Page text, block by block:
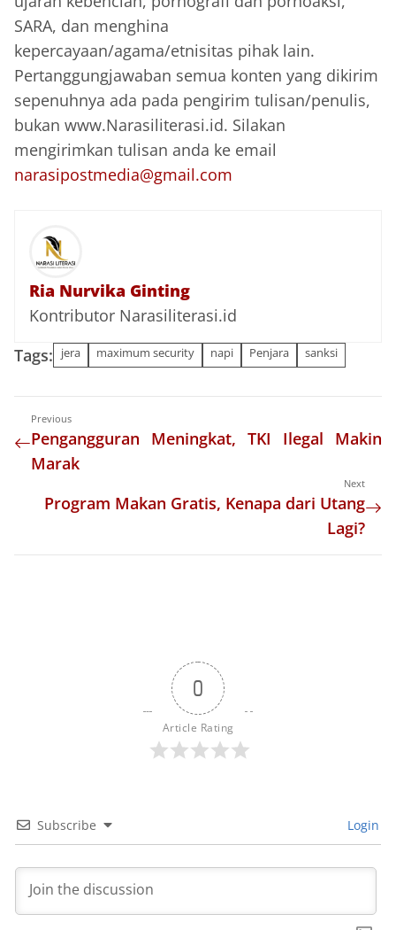
SARA, dan menghina
kepercayaan/agama/etnisitas pihak lain.
Pertanggungjawaban semua konten yang dikirim
sepenuhnya ada pada pengirim tulisan/penulis,
bukan www.Narasiliterasi.id. Silakan
mengirimkan tulisan anda ke email
narasipostmedia@gmail.com
Ria Nurvika Ginting
Kontributor Narasiliterasi.id
Tags:
jera maximum security napi Penjara sanksi
Previous
Pengangguran Meningkat, TKI Ilegal Makin
Marak
Next
Program Makan Gratis, Kenapa dari Utang
Lagi?
0
Article Rating
Subscribe Login